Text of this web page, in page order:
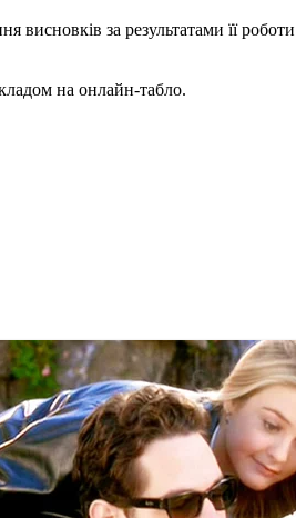
за результатами її
на онлайн-табло.